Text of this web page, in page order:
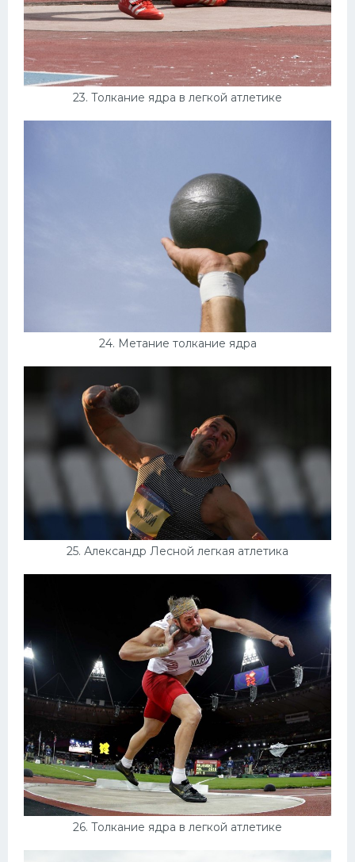
23. Толкание ядра в легкой атлетике
24. Метание толкание ядра
25. Александр Лесной легкая атлетика
26. Толкание ядра в легкой атлетике